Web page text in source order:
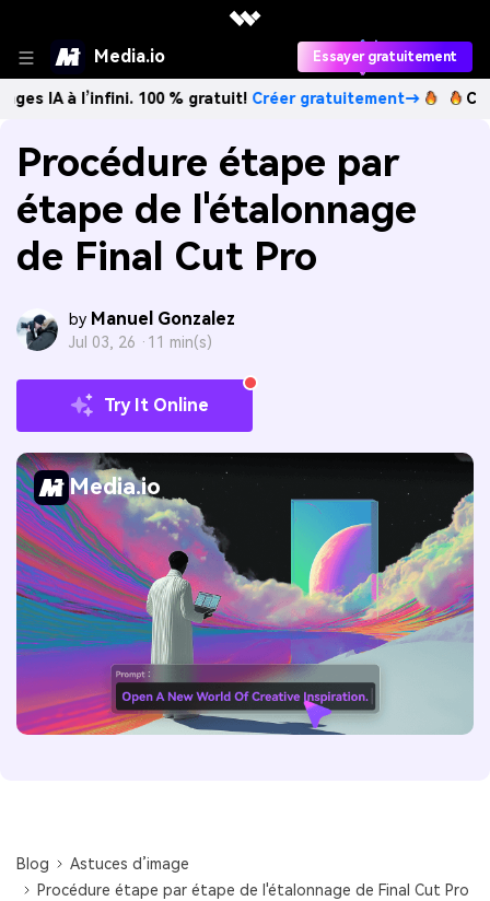
Media.io Essayer gratuitement
l’infini. 100 % gratuit!Créer gratuitement→ Créez des
Procédure étape par
étape de l'étalonnage
de Final Cut Pro
by Manuel Gonzalez
Jul 03, 26 · 11 min(s)
Try It Online
Media.io
Blog
Astuces d’image
Procédure étape par étape de l'étalonnage de Final Cut Pro